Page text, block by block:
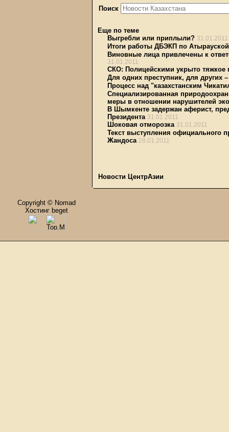
Поиск
Еще по теме
Выгребли или приплыли? 31.01.2011
Итоги работы ДБЭКП по Атырауской
Виновные лица привлечены к
31.01.2011
СКО: Полицейскими укрыто тяжкое
Для одних преступник, для других –
Процесс над "казахстанским
Специализированная
меры в отношении нарушителей
В Шымкенте задержан аферист,
Президента 31.01.2011
Шоковая отморозка 31.01.2011
Текст выступления официального
Жандоса 28.01.2011
Новости ЦентрАзии
Copyright © Nomad
Хостинг beget